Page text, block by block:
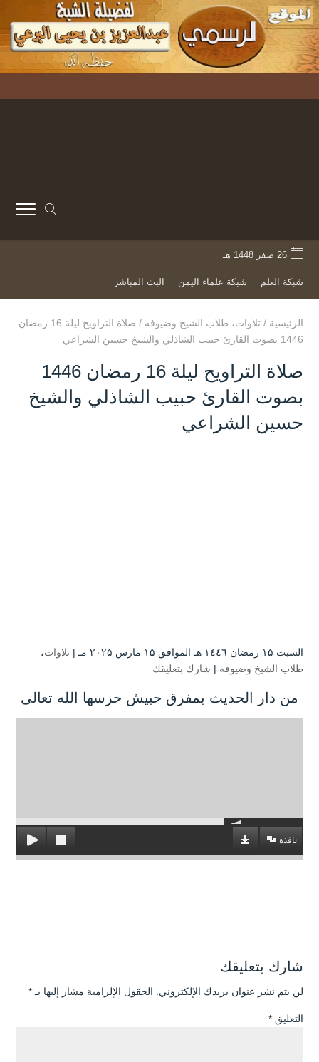
26 صفر 1448 هـ
شبكة العلم شبكة علماء اليمن البث المباشر
الرئيسية / تلاوات، طلاب الشيخ وضيوفه /
صلاة التراويح ليلة 16 رمضان
1446 بصوت القارئ حبيب الشاذلي والشيخ حسين الشراعي
صلاة التراويح ليلة 16 رمضان 1446
بصوت القارئ حبيب الشاذلي والشيخ
حسين الشراعي
السبت ۱۵ رمضان ۱٤٤٦ هـ الموافق ۱۵ مارس ۲۰۲۵ مـ | تلاوات،
طلاب الشيخ وضيوفه | شارك بتعليقك
من دار الحديث بمفرق حبيش حرسها الله تعالى
نافذة
شارك بتعليقك
لن يتم نشر عنوان بريدك الإلكتروني. الحقول الإلزامية مشار إليها بـ *
التعليق *